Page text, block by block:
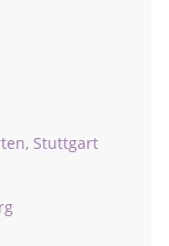
Stuttgart